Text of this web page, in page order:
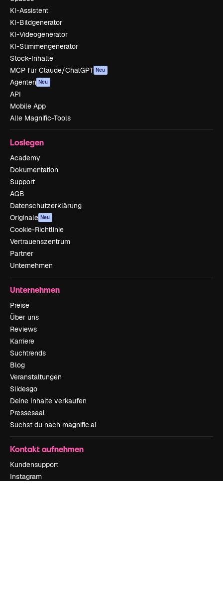
KI-Assistent
KI-Bildgenerator
KI-Videogenerator
KI-Stimmengenerator
Stock-Inhalte
MCP für Claude/ChatGPT Neu
Agenten Neu
API
Mobile App
Alle Magnific-Tools
Loslegen
Academy
Dokumentation
Support
AGB
Datenschutzerklärung
Originale Neu
Cookie-Richtlinie
Vertrauenszentrum
Partner
Unternehmen
Unternehmen
Preise
Über uns
Reviews
Karriere
Suchtrends
Blog
Veranstaltungen
Slidesgo
Deine Inhalte verkaufen
Pressesaal
Suchst du nach magnific.ai
Kontakt aufnehmen
Kundensupport
Instagram